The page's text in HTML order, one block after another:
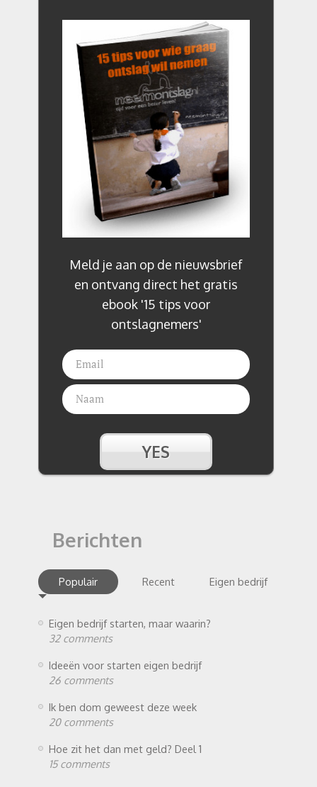
Meld je aan op de nieuwsbrief
en ontvang direct het gratis
ebook '15 tips voor
ontslagnemers'
Berichten
Populair Recent Eigen bedrijf
Eigen bedrijf starten, maar waarin?
32 comments
Ideeën voor starten eigen bedrijf
26 comments
Ik ben dom geweest deze week
20 comments
Hoe zit het dan met geld? Deel 1
15 comments